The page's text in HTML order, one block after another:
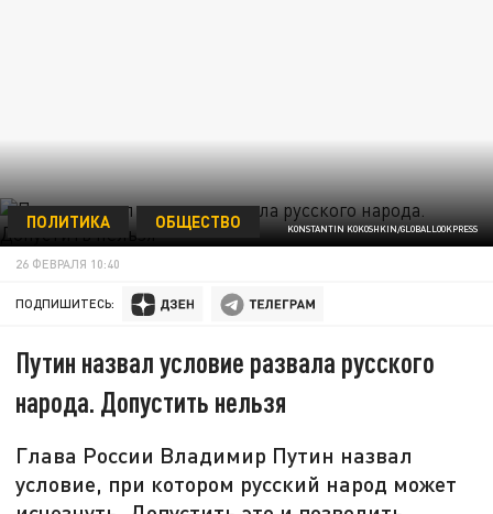
KONSTANTIN KOKOSHKIN/GLOBALLOOKPRESS
ПОЛИТИКА ОБЩЕСТВО
26 ФЕВРАЛЯ 10:40
ПОДПИШИТЕСЬ:
Путин назвал условие развала русского
народа. Допустить нельзя
Глава России Владимир Путин назвал
условие, при котором русский народ может